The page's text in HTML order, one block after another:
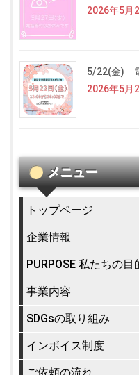
2026年5月
5/22(金)
2026年5月
メニュー
トップページ
企業情報
PURPOSE 私たちの目
事業内容
SDGsの取り組み
インボイス制度